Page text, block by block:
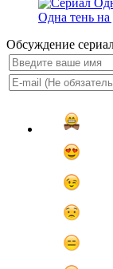
Одна тень на
Обсуждение